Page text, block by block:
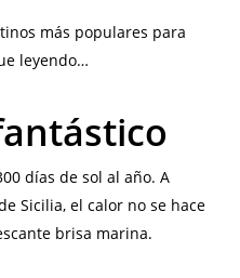
más populares para
leyendo…
días de sol al año. A
Sicilia, el calor no se hace
brisa marina.